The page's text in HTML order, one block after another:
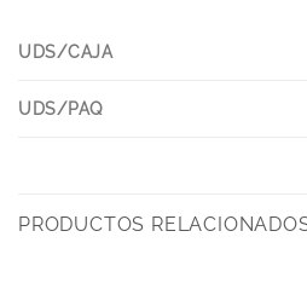
UDS/CAJA
UDS/PAQ
PRODUCTOS